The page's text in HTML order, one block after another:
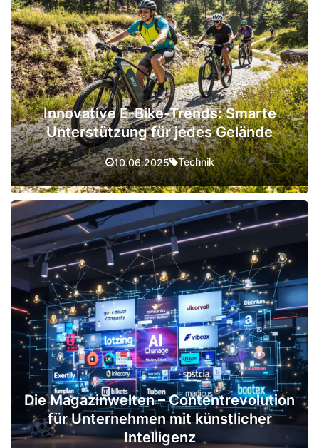
Innovative E-Bike-Trends: Smarte
Unterstützung für jedes Gelände
10.06.2025 Technik
Die Magazinwelten – Contentrevolution
für Unternehmen mit künstlicher
Intelligenz